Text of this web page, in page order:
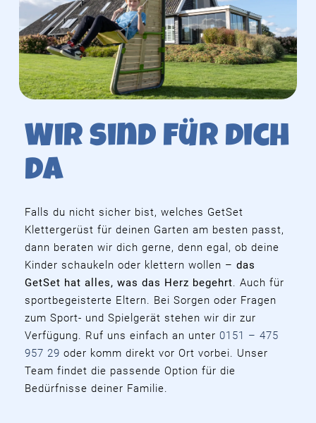
Wir sind für dich
da
Falls du nicht sicher bist, welches GetSet
Klettergerüst für deinen Garten am besten passt,
dann beraten wir dich gerne, denn egal, ob deine
Kinder schaukeln oder klettern wollen – das
GetSet hat alles, was das Herz begehrt. Auch für
sportbegeisterte Eltern. Bei Sorgen oder Fragen
zum Sport- und Spielgerät stehen wir dir zur
Verfügung. Ruf uns einfach an unter 0151 – 475
957 29 oder komm direkt vor Ort vorbei. Unser
Team findet die passende Option für die
Bedürfnisse deiner Familie.